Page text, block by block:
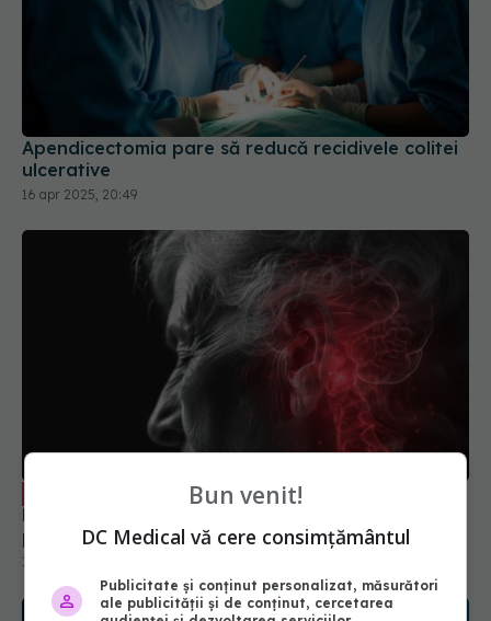
Apendicectomia pare să reducă recidivele colitei
ulcerative
16 apr 2025, 20:49
Mulți îl ignoră. Dr. Cristian Pandrea: E semnul
premonitoriu
15 ian 2025, 08:33
Bun venit!
DC Medical vă cere consimțământul
Publicitate și conținut personalizat, măsurători
ale publicității și de conținut, cercetarea